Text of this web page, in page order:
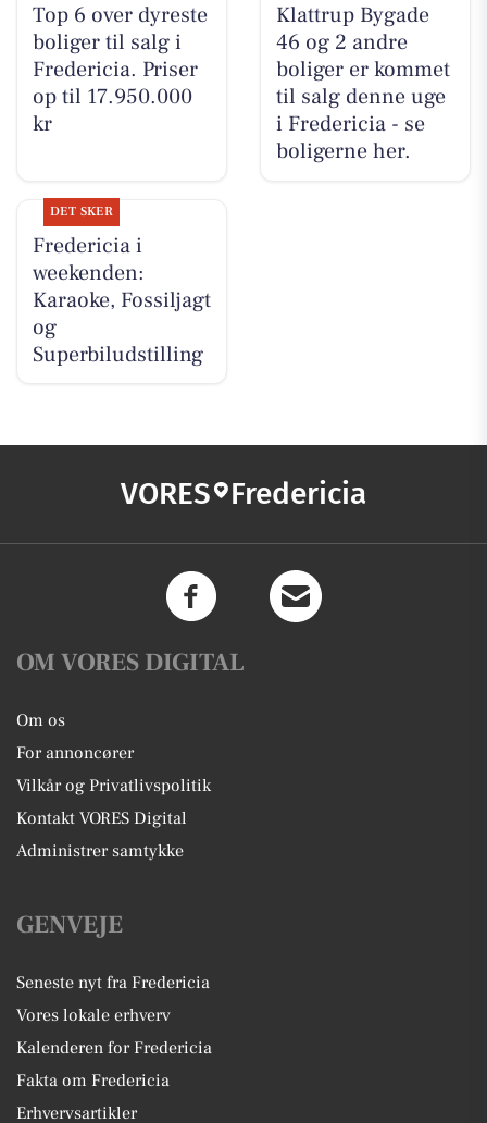
Top 6 over dyreste
boliger til salg i
Fredericia. Priser
op til 17.950.000
kr
Klattrup Bygade
46 og 2 andre
boliger er kommet
til salg denne uge
i Fredericia - se
boligerne her.
DET SKER
Fredericia i
weekenden:
Karaoke, Fossiljagt
og
Superbiludstilling
VORES Fredericia
OM VORES DIGITAL
Om os
For annoncører
Vilkår og Privatlivspolitik
Kontakt VORES Digital
Administrer samtykke
GENVEJE
Seneste nyt fra Fredericia
Vores lokale erhverv
Kalenderen for Fredericia
Fakta om Fredericia
Erhvervsartikler